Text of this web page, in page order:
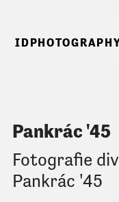
Pankrác '45
Fotografie
Pankrác '45